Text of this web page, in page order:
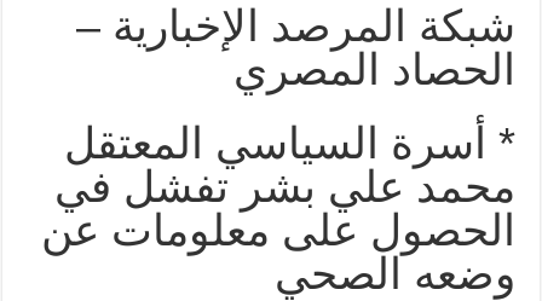
شبكة المرصد الإخبارية –
الحصاد المصري
* أسرة السياسي المعتقل
محمد علي بشر تفشل في
الحصول على معلومات عن
وضعه الصحي